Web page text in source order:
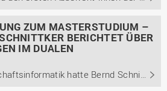
ZUM MASTERSTUDIUM –
BERICHTET ÜBER
IM DUALEN
Den Bachelor in Wirtschaftsinformatik hatte Bernd Schnittker schon acht Jahre in der Tasche, als er sich nochmals für ein duales Studienkonzept entschied und den dualen Masterstudiengang Führung und Organisation bei uns am Campus Lingen belegte. Im Interview berichtet er von seinem Werdegang.